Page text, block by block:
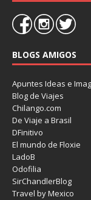
BLOGS AMIGOS
Apuntes Ideas e
Blog de Viajes
Chilango.com
De Viaje a Brasil
DFinitivo
El mundo de Floxie
LadoB
Odofilia
SirChandlerBlog
Travel by Mexico